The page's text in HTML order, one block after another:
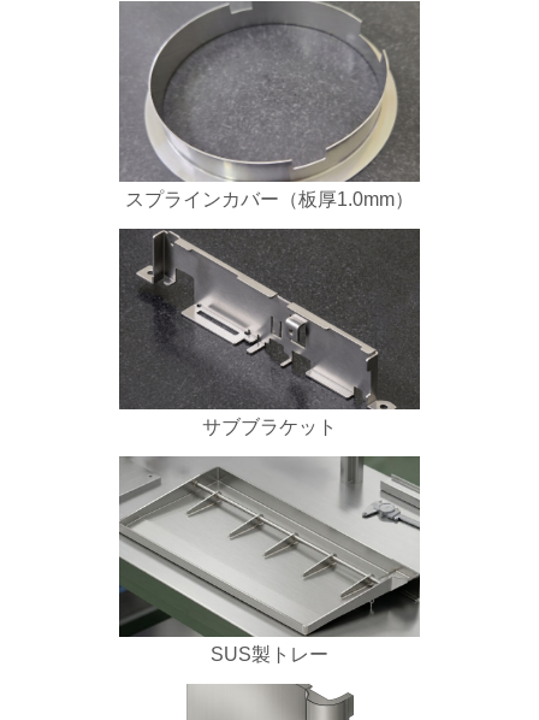
スプラインカバー（板厚1.0mm）
サブブラケット
SUS製トレー